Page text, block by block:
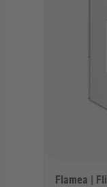
Flamea |